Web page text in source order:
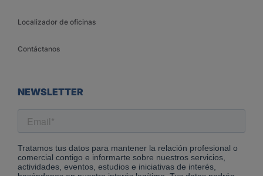
Localizador de oficinas
Contáctanos
NEWSLETTER